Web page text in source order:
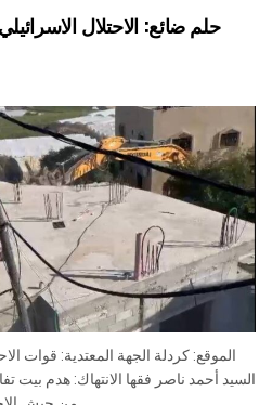
حلم ضائع: الاحتلال
الموقع: كردلة الجهة المعتدية: قوات
السيد أحمد ناصر فقها الانتهاك: هدم بيت